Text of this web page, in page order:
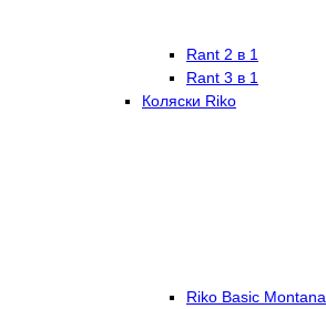
Rant 2 в 1
Rant 3 в 1
Коляски Riko
Riko Basic Montana